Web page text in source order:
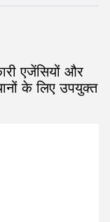
एजेंसियों और
के लिए उपयुक्त